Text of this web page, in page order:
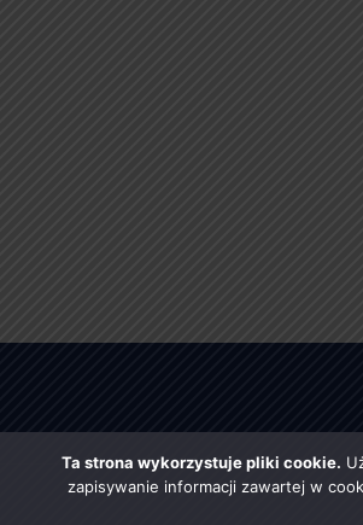
Ta strona wykorzystuje pliki cookie.
zapisywanie informacji zawartej w